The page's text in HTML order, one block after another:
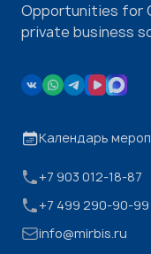
Opportunities for
private business
Календарь
+7 903 012-18-87
+7 499 290-90-99
info@mirbis.ru